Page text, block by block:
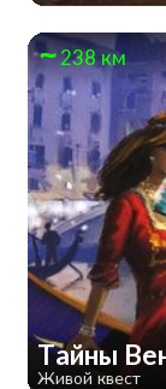
238 км
Тайны
Живой квест